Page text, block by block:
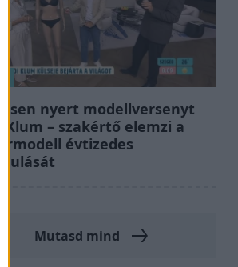
nyert modellversenyt
Klum – szakértő elemzi a
évtizedes
Mutasd mind